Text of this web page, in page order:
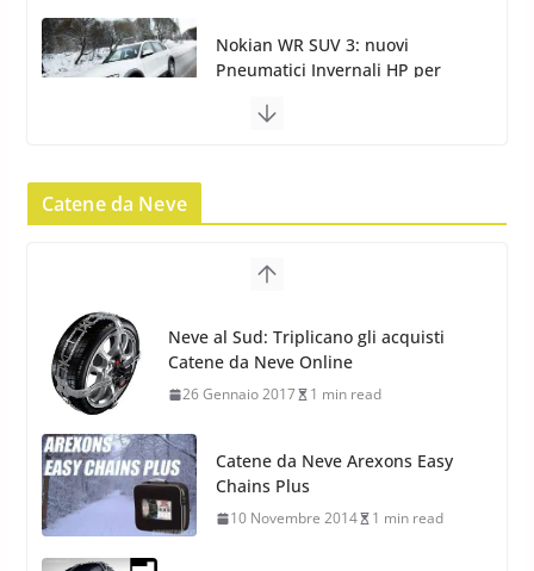
Yokohama Geolandar G073: nuovi pneumatici
invernali SUV
2 min read
17 Febbraio 2022 6 min read
Stagioni 2022
17 Febbraio 2022
Catene da Neve
Catene da Neve Arexons Easy
Chains Plus
10 Novembre 2014 1 min read
Catene da Neve Thule Easy-fit CU-9:
Facili, intuitive, veloci
13 Ottobre 2014 1 min read